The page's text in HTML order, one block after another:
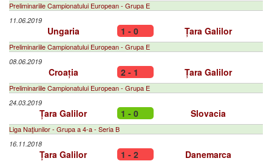
Preliminariile Campionatului European - Grupa E
11.06.2019
Ungaria 1 - 0 Țara Galilor
Preliminariile Campionatului European - Grupa E
08.06.2019
Croația 2 - 1 Țara Galilor
Preliminariile Campionatului European - Grupa E
24.03.2019
Țara Galilor 1 - 0 Slovacia
Liga Naţiunilor - Grupa a 4-a - Seria B
16.11.2018
Țara Galilor 1 - 2 Danemarca